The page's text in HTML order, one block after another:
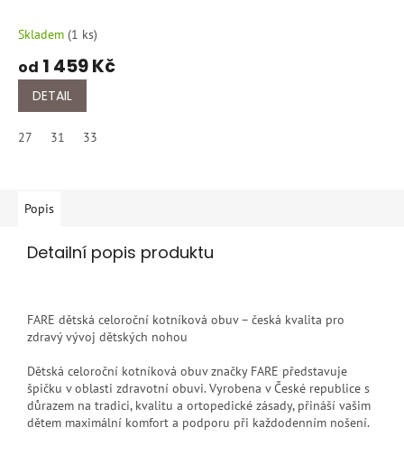
Skladem (1 ks)
od 1 459 Kč
DETAIL
27 31 33
Popis
Detailní popis produktu
FARE dětská celoroční kotníková obuv – česká kvalita pro
zdravý vývoj dětských nohou
Dětská celoroční kotníková obuv značky FARE představuje
špičku v oblasti zdravotní obuvi. Vyrobena v České republice s
důrazem na tradici, kvalitu a ortopedické zásady, přináší vašim
dětem maximální komfort a podporu při každodenním nošení.